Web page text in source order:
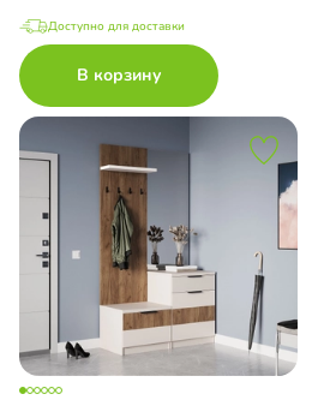
Доступно для доставки
В корзину